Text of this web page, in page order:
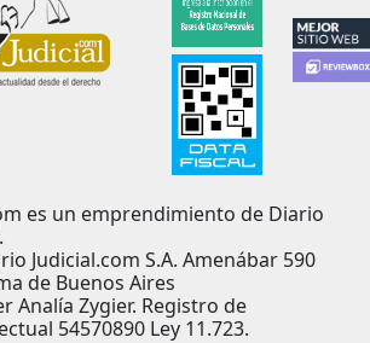
es un emprendimiento de Diario
Judicial.com S.A. Amenábar 590
de Buenos Aires
Analía Zygier. Registro de
54570890 Ley 11.723.